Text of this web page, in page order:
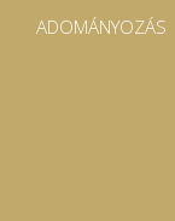
ADOMÁNYOZÁS